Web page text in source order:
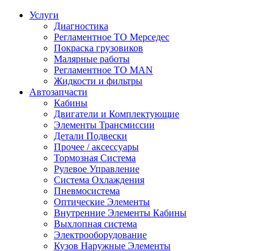
Услуги
Диагностика
Регламентное ТО Мерседес
Покраска грузовиков
Малярные работы
Регламентное ТО MAN
Жидкости и фильтры
Автозапчасти
Кабины
Двигатели и Комплектующие
Элементы Трансмиссии
Детали Подвески
Прочее / аксессуары
Тормозная Система
Рулевое Управление
Система Охлаждения
Пневмосистема
Оптические Элементы
Внутренние Элементы Кабины
Выхлопная система
Электрооборудование
Кузов Наружные Элементы